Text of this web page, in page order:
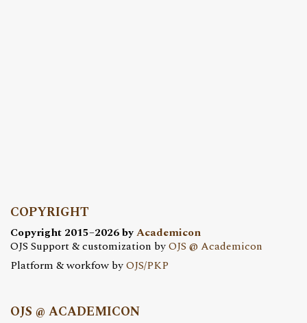
COPYRIGHT
Copyright 2015–2026 byAcademicon
OJS Support & customization byOJS @ Academicon
Platform & workfow byOJS/PKP
OJS @ ACADEMICON